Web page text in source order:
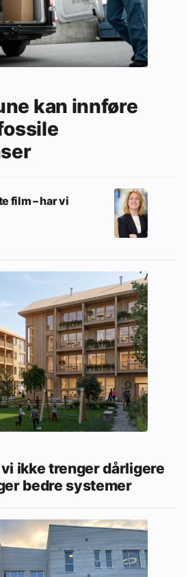
kan innføre
film – har vi
ikke trenger dårligere
bedre systemer